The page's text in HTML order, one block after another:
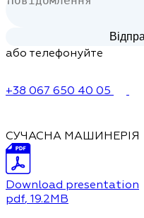
або телефонуйте
+38 067 650 40 05
СУЧАСНА МАШИНЕРІЯ
Download presentation
pdf, 19.2MB